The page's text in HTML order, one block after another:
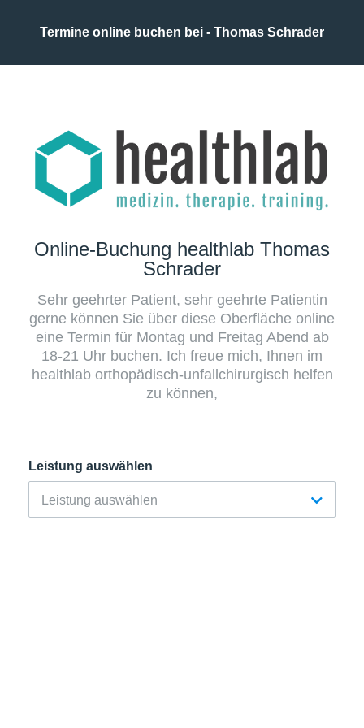
Termine online buchen bei - Thomas Schrader
Online-Buchung healthlab Thomas
Schrader
Sehr geehrter Patient, sehr geehrte Patientin
gerne können Sie über diese Oberfläche online
eine Termin für Montag und Freitag Abend ab
18-21 Uhr buchen. Ich freue mich, Ihnen im
healthlab orthopädisch-unfallchirurgisch helfen
zu können,
Leistung auswählen